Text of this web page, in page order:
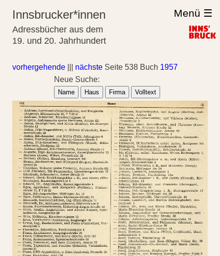
Innsbrucker*innen
Adressbücher aus dem
19. und 20. Jahrhundert
Menü ☰
vorhergehende nächste Seite 538 Buch 1957
Neue Suche:
Name Haus Firma Volltext